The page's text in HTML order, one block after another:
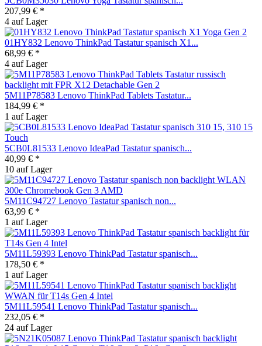
207,99 € *
4 auf Lager
01HY832 Lenovo ThinkPad Tastatur spanisch X1...
68,99 € *
4 auf Lager
5M11P78583 Lenovo ThinkPad Tablets Tastatur...
184,99 € *
1 auf Lager
5CB0L81533 Lenovo IdeaPad Tastatur spanisch...
40,99 € *
10 auf Lager
5M11C94727 Lenovo Tastatur spanisch non...
63,99 € *
1 auf Lager
5M11L59393 Lenovo ThinkPad Tastatur spanisch...
178,50 € *
1 auf Lager
5M11L59541 Lenovo ThinkPad Tastatur spanisch...
232,05 € *
24 auf Lager